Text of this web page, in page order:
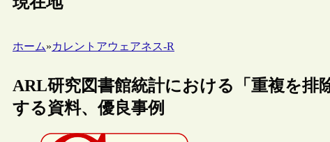
ホーム»カレントアウェアネス-R
ARL研究図書館統計における「重複を排
する資料、優良事例